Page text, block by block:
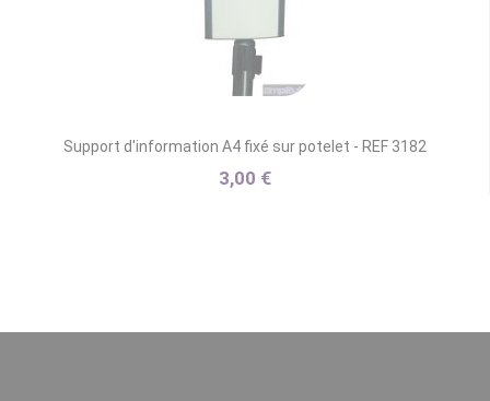
Support d'information A4 fixé sur potelet - REF 3182
3,00 €